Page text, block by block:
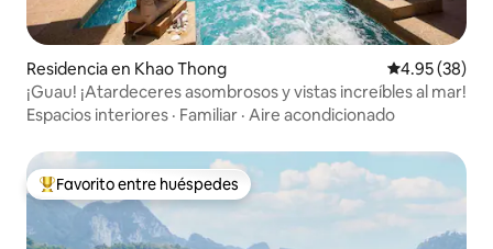
Residencia en Khao Thong Calificación
4.95 (38)
¡Guau! ¡Atardeceres asombrosos y vistas increíbles al mar!
Espacios interiores · Familiar · Aire acondicionado
De los mejores en Favorito entre huéspedes
Favorito entre huéspedes